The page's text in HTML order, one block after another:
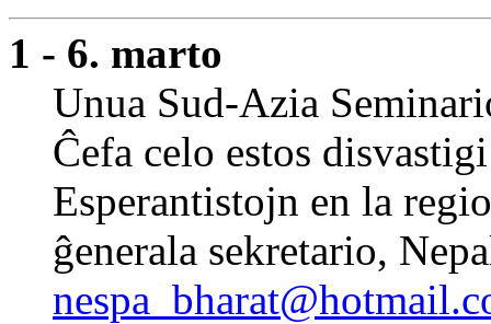
1 - 6. marto
Unua Sud-Azia
Ĉefa celo estos
Esperantistojn en la
ĝenerala sekretario,